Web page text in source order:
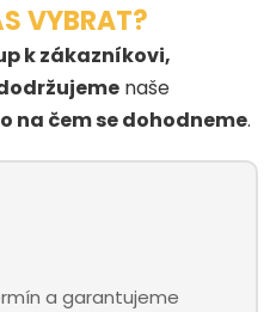
VYBRAT?
k zákazníkovi,
naše
na čem se dohodneme.
a garantujeme